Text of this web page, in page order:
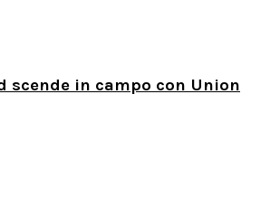
scende in campo con Union